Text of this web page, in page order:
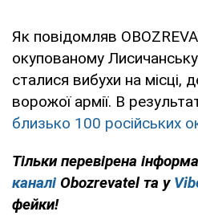
Як повідомляв
окупованому
сталися вибухи на місці,
ворожої армії. В
близько 100 російських
Тільки перевірена
каналі Obozrevatel та у
фейки!